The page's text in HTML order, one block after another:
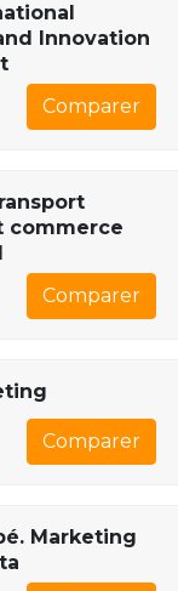
Innovation
Comparer
commerce
Comparer
Comparer
Marketing